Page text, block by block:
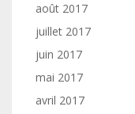
août 2017
juillet 2017
juin 2017
mai 2017
avril 2017